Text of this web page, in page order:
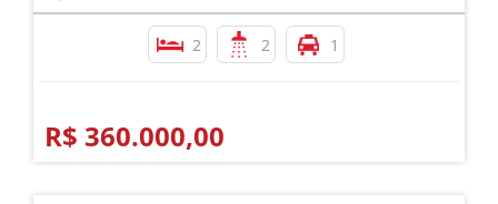
2 2 1
R$ 360.000,00